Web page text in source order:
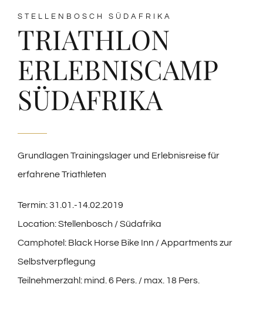
STELLENBOSCH SÜDAFRIKA
TRIATHLON
ERLEBNISCAMP
SÜDAFRIKA
Grundlagen Trainingslager und Erlebnisreise für
erfahrene Triathleten
Termin: 31.01.-14.02.2019
Location: Stellenbosch / Südafrika
Camphotel: Black Horse Bike Inn / Appartments zur
Selbstverpflegung
Teilnehmerzahl: mind. 6 Pers. / max. 18 Pers.